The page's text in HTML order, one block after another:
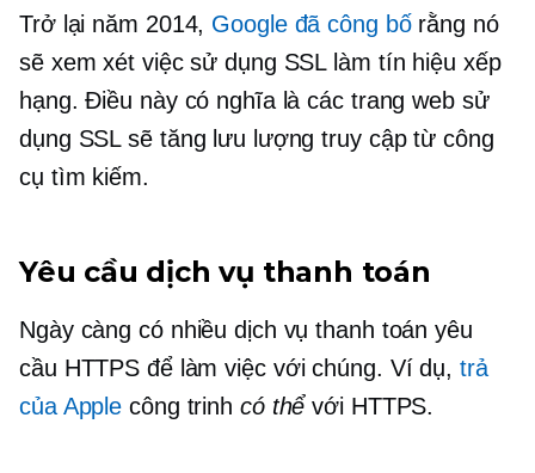
Trở lại năm 2014, Google đã công bốrằng nó
sẽ xem xét việc sử dụng SSL làm tín hiệu xếp
hạng. Điều này có nghĩa là các trang web sử
dụng SSL sẽ tăng lưu lượng truy cập từ công
cụ tìm kiếm.
Yêu cầu dịch vụ thanh toán
Ngày càng có nhiều dịch vụ thanh toán yêu
cầu HTTPS để làm việc với chúng. Ví dụ, trả
của Apple công trinh có thểvới HTTPS.